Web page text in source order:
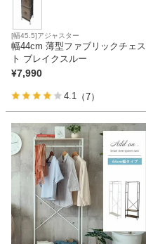
[幅45.5]アジャスター
幅44cm 薄型ファブリックチェス
ト ブレイクスルー
¥7,990
4.1 （7）